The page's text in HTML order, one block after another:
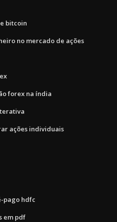
bitcoin
no mercado de ações
forex na índia
ações individuais
pago hdfc
em pdf